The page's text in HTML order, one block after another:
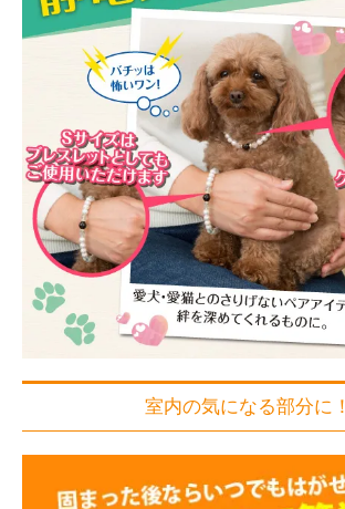
室内の気になる部分に！